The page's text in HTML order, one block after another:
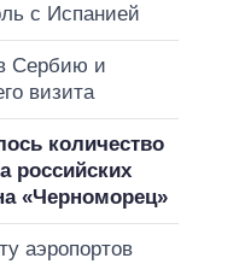
с Испанией
Сербию и
визита
количество
российских
«Черноморец»
аэропортов